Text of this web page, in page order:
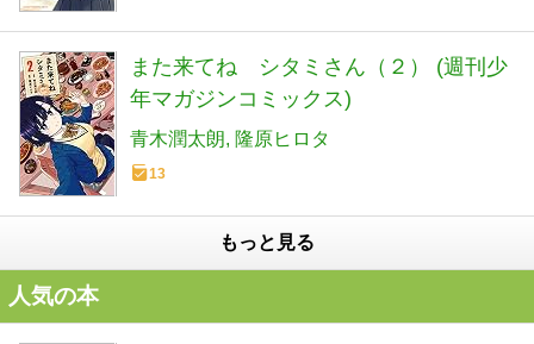
また来てね シタミさん（２） (週刊少
年マガジンコミックス)
青木潤太朗 隆原ヒロタ
13
もっと見る
人気の本